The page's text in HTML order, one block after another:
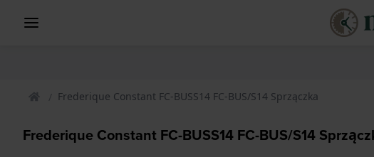
Frederique Constant FC-BUSS14 FC-BUS/S14 Sprzączka
Frederique Constant FC-BUSS14 FC-BUS/S14